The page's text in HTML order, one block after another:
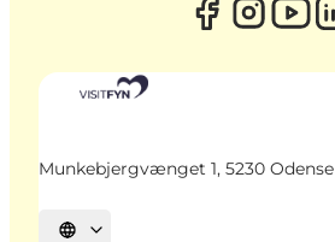
Munkebjergvænget 1, 5230 Odense
Sprache auswählen